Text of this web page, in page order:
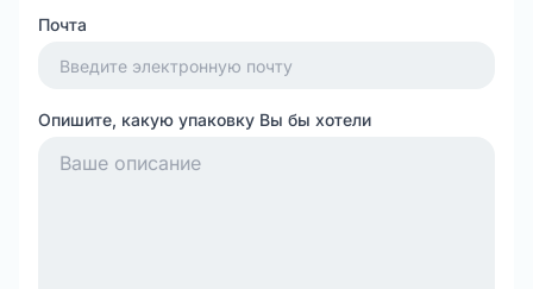
Почта
Опишите, какую упаковку Вы бы хотели